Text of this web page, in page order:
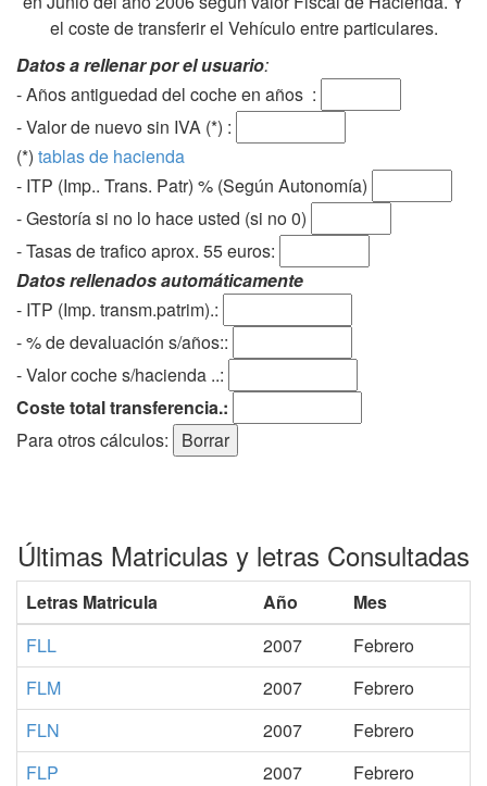
el coste de transferir el Vehículo entre particulares.
Datos a rellenar por el usuario:
- Años antiguedad del coche en años :
- Valor de nuevo sin IVA (*) :
(*) tablas de hacienda
- ITP (Imp.. Trans. Patr) % (Según Autonomía)
- Gestoría si no lo hace usted (si no 0)
-Tasas de trafico aprox. 55 euros:
Datos rellenados automáticamente
- ITP (Imp. transm.patrim).:
- % de devaluación s/años::
- Valor coche s/hacienda ..:
Coste total transferencia.:
Para otros cálculos:
Últimas Matriculas y letras Consultadas
Letras Matricula Año
Mes
FLL
2007
Febrero
FLM
2007
Febrero
FLN
2007
Febrero
FLP
2007
Febrero